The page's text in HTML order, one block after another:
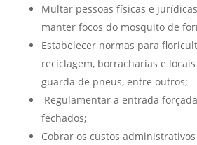
Multar pessoas físicas e
manter focos do mosquito de
Estabelecer normas para
reciclagem, borracharias e
guarda de pneus, entre outros;
Regulamentar a entrada
fechados;
Cobrar os custos